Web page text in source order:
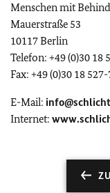
Menschen mit
Mauerstraße 53
10117 Berlin
Telefon: +49 (0)30 18
Fax: +49 (0)30 18
E-Mail:
Internet: